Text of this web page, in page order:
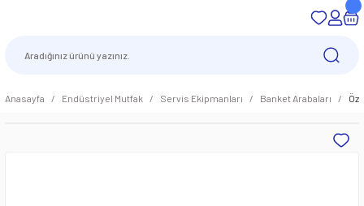
Anasayfa Endüstriyel Mutfak Servis Ekipmanları Banket Arabaları